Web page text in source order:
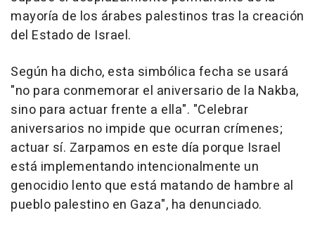
mayoría de los árabes palestinos tras la creación
del Estado de Israel.
Según ha dicho, esta simbólica fecha se usará
"no para conmemorar el aniversario de la Nakba,
sino para actuar frente a ella". "Celebrar
aniversarios no impide que ocurran crímenes;
actuar sí. Zarpamos en este día porque Israel
está implementando intencionalmente un
genocidio lento que está matando de hambre al
pueblo palestino en Gaza", ha denunciado.